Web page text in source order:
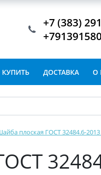
+7 (383)
КУПИТЬ ДОСТАВКА О
плоская ГОСТ 32484.6-